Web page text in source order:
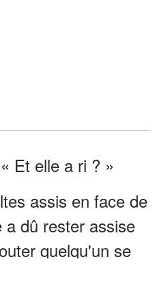
Et elle a ri ? »
assis en face de
dû rester assise
quelqu'un se